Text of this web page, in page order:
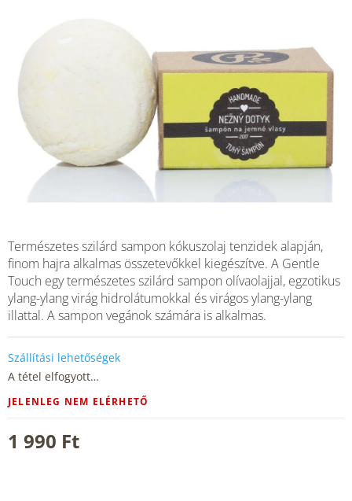
1 990 Ft
JELENLEG NEM ELÉRHETŐ
Szállítási lehetőségek
A tétel elfogyott…
Természetes szilárd sampon kókuszolaj tenzidek alapján,
finom hajra alkalmas összetevőkkel kiegészítve. A Gentle
Touch egy természetes szilárd sampon olívaolajjal, egzotikus
ylang-ylang virág hidrolátumokkal és virágos ylang-ylang
illattal. A sampon vegánok számára is alkalmas.